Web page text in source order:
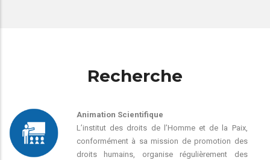
Recherche
Animation Scientifique
L’institut des droits de l’Homme et de la Paix,
conformément à sa mission de promotion des
droits humains, organise régulièrement des